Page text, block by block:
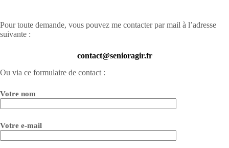
Pour toute demande, vous pouvez me contacter par mail à l’adresse
suivante :
contact@senioragir.fr
Ou via ce formulaire de contact :
Votre nom
Votre e-mail